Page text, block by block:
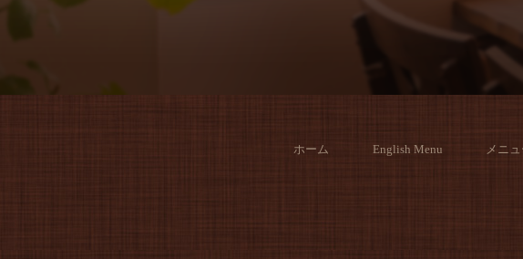
ホーム English Menu メニ